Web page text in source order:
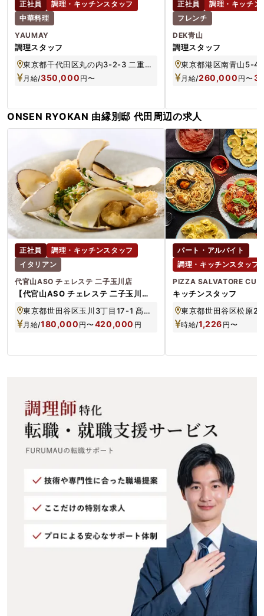
正社員
調理・キッチンスタッフ
中華料理
YAUMAY
調理スタッフ
東京都千代田区丸の内3-2-3 二重橋スクエア2階
月給/350,000 円〜
正社員
調理・キッチン
フレンチ
DEK青山
調理スタッフ
月給/260,000 円〜
ONSEN RYOKAN 由縁別邸 代田周辺の求人
正社員
調理・キッチンスタッフ
イタリアン
代官山ASO チェレステ 二子玉川店
【代官山ASO チェレステ 二子玉川
店】調理スタッフ イタリアン *選考
にて役職は決定
東京都世田谷区玉川3丁目17-1 髙島屋S・C 南館 11F
月給/180,000 円〜420,000 円
パート・アルバイト
調理・キッチンスタッフ
PIZZA SALVATORE
キッチンスタッフ
時給/1,226 円〜